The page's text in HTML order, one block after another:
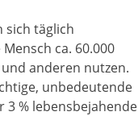
sich täglich
ca. 60.000
anderen nutzen.
unbedeutende
3 % lebensbejahende